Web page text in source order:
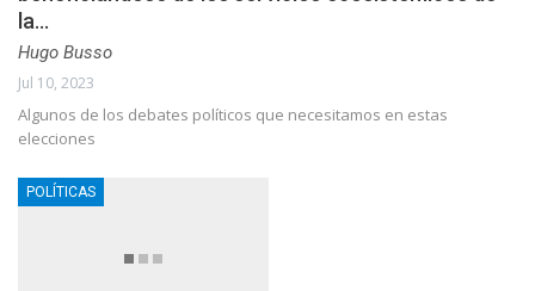
la…
Hugo Busso
Jul 10, 2023
Algunos de los debates políticos que necesitamos en estas
elecciones
POLÍTICAS